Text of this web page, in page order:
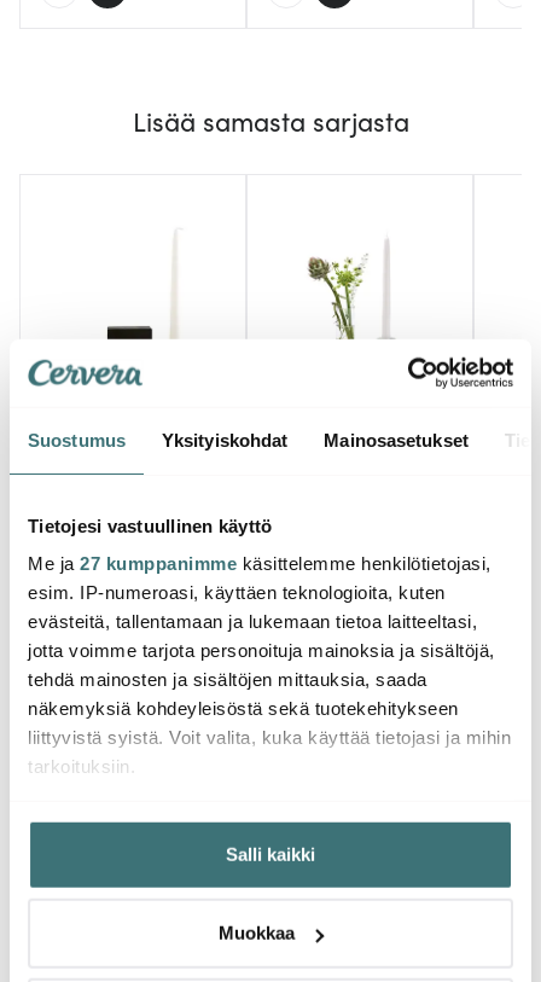
Suostumus Yksityiskohdat Mainosasetukset
Tietojesi vastuullinen käyttö
Me ja 27 kumppanimme käsittelemme henkilötietojasi,
esim. IP-numeroasi, käyttäen teknologioita, kuten
evästeitä, tallentamaan ja lukemaan tietoa laitteeltasi,
jotta voimme tarjota personoituja mainoksia ja sisältöjä,
tehdä mainosten ja sisältöjen mittauksia, saada
näkemyksiä kohdeyleisöstä sekä tuotekehitykseen
liittyvistä syistä. Voit valita, kuka käyttää tietojasi ja mihin
tarkoituksiin.
Jos sallit, haluamme myös tehdä seuraavia:
Kerätä tietoja maantieteellisestä sijainnistasi,
mahdollisesti muutaman metrin tarkkuudella
aktiivisesti (sormenjäljen muodostaminen)
Salli kaikki
Muokkaa
Lisää samasta sarjasta
Constella pidike
Saatavilla
Constella
Saatat pitää myös näistä